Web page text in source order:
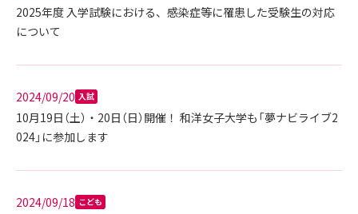
2025年度 入学試験における、感染症等に罹患した受験生の対応
について
2024/09/20 入試
10月19日（土）・20日（日）開催！ 和洋女子大学も「夢ナビライブ2
024」に参加します
2024/09/18 こども